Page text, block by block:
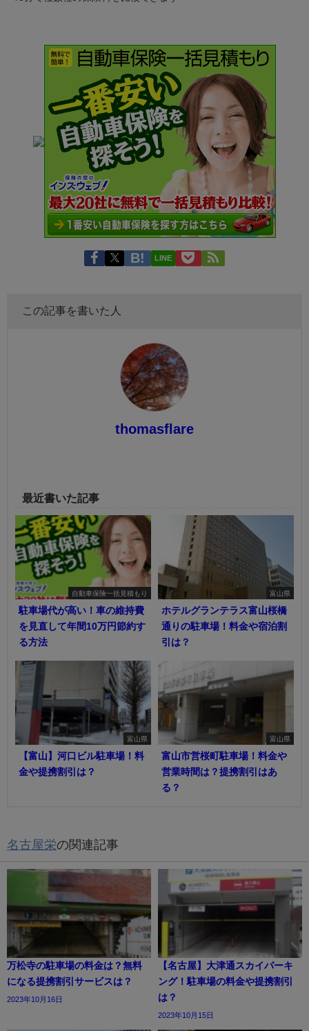
LINE
この記事を書いた人
thomasflare
最近書いた記事
自動車保険一括見積もり
駐車場代が高い！車の維持費
を見直して年間10万円節約す
る方法
富山県
ホテルグランテラス富山桜橋
通りの駐車場！料金や宿泊割
引は？
富山県
【富山】河口ビル駐車場！料
金や提携割引は？
富山県
富山市営桜町駐車場！料金や
営業時間は？提携割引はあ
る？
名古屋栄の関連記事
万松寺の駐車場の料金は？無料
になる提携割引サービスは？
2023年10月16日
【名古屋】大津通スカイパーキ
ング！駐車場の料金や提携割引
は？
2023年10月15日